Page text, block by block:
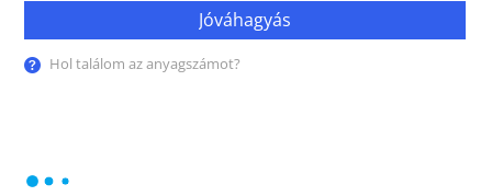
Jóváhagyás
Hol találom az anyagszámot?